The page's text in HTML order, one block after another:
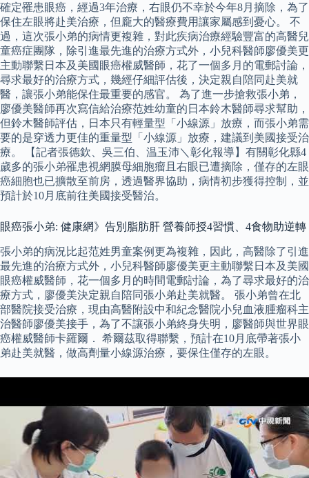
確定罹患眼癌，經過3年治療，右眼仍不幸於今年8月摘除，為了
保住左眼將赴美治療，但龐大的醫療費用讓家屬感到憂心。 不
過，這次張小弟的病情更複雜，對此疾病治療經驗豐富的高醫兒
童癌症團隊，除引進最先進的治療方式外，小兒科醫師廖優美更
主動聯繫日本及美國眼癌權威醫師，花了一個多月的電郵討論，
尋求最好的治療方式，幾經仔細評估後，決定親自陪同赴美就
醫，讓張小弟能保住最重要的感官。 為了進一步搶救張小弟，
廖優美醫師再次寫信給治療范姓幼童的日本鈴木醫師尋求幫助，
但鈴木醫師評估，日本只有輕量型「小線源」放療，而張小弟需
要的是穿透力更佳的重量型「小線源」放療，建議到美國接受治
療。 【記者張德欽、吳三伯、温玉沛＼彰化報導】有關彰化縣4
歲多的張小弟罹患視網膜母細胞瘤且右眼已遭摘除，僅存的左眼
癌細胞也已擴散至前房，透過醫界協助，病情初步獲得控制，並
預計於10月底前往美國接受醫治。
眼癌張小弟: 健康網》告別脂肪肝 營養師授4習慣、4食物助逆轉
張小弟的病況比起范姓男童案例更為複雜，因此，高醫除了引進
最先進的治療方式外，小兒科醫師廖優美更主動聯繫日本及美國
眼癌權威醫師，花一個多月的時間電郵討論，為了尋求最好的治
療方式，廖優美決定親自陪同張小弟赴美就醫。 張小弟曾在北
部醫院接受治療，現由高醫附設中和紀念醫院小兒血液腫瘤科主
治醫師廖優美接手，為了不讓張小弟終身失明，廖醫師與世界眼
癌權威醫師卡羅爾． 希爾茲取得聯繫，預計在10月底帶著張小
弟赴美就醫，做高劑量小線源治療，要保住僅存的左眼。